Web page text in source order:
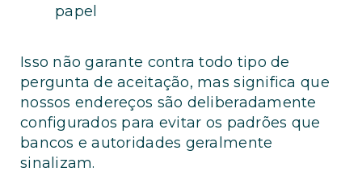
papel
Isso não garante contra todo tipo de
pergunta de aceitação, mas significa que
nossos endereços são deliberadamente
configurados para evitar os padrões que
bancos e autoridades geralmente
sinalizam.